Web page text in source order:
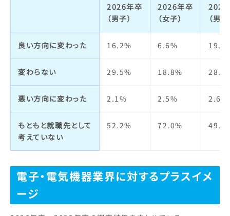
2026年卒
（男子）
2026年卒
（女子）
2025
（男子
良い方向に変わった 16.2% 6.6%
変わらない 29.5% 18.8%
悪い方向に変わった 2.1% 2.5% 2.6%
もともと就職先として
考えていない
52.2% 72.0%
電子・電気機器業界に対するプラスイメ
ージ